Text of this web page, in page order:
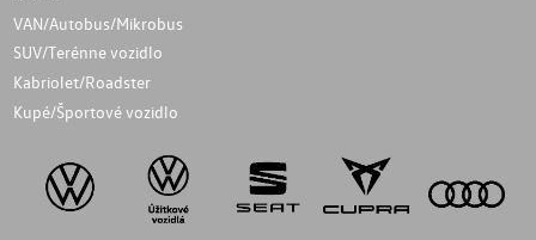
VAN/Autobus/Mikrobus
SUV/Terénne vozidlo
Kabriolet/Roadster
Kupé/Športové vozidlo